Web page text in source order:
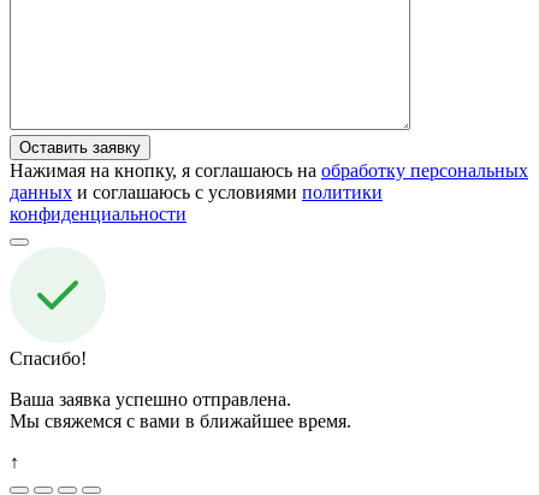
Нажимая на кнопку, я соглашаюсь на обработку персональных
данных и соглашаюсь с условиями политики
конфиденциальности
Спасибо!
Ваша заявка успешно отправлена.
Мы свяжемся с вами в ближайшее время.
↑